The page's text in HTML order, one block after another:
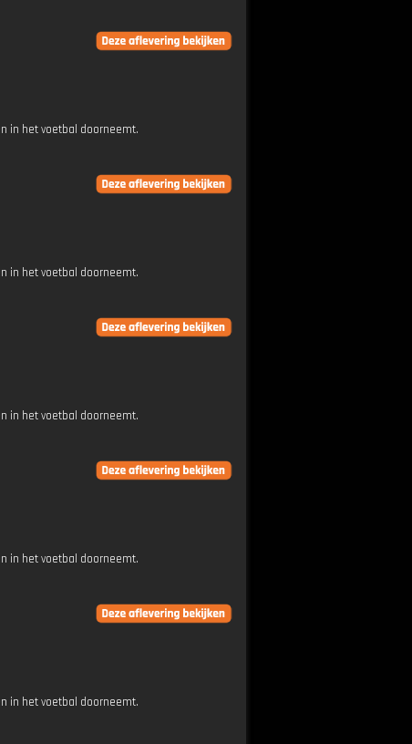
in het voetbal doorneemt.
in het voetbal doorneemt.
in het voetbal doorneemt.
in het voetbal doorneemt.
in het voetbal doorneemt.